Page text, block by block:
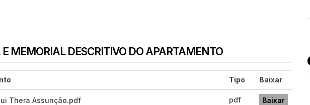
MEMORIAL DESCRITIVO DO APARTAMENTO
Tipo Baixar
Thera Assunção.pdf pdf Baixar